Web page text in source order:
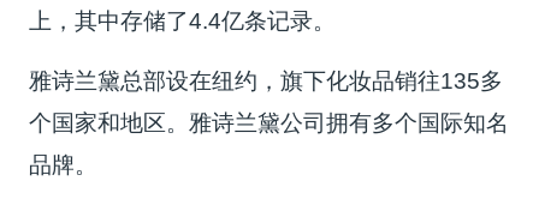
上，其中存储了4.4亿条记录。
雅诗兰黛总部设在纽约，旗下化妆品销往135多
个国家和地区。雅诗兰黛公司拥有多个国际知名
品牌。